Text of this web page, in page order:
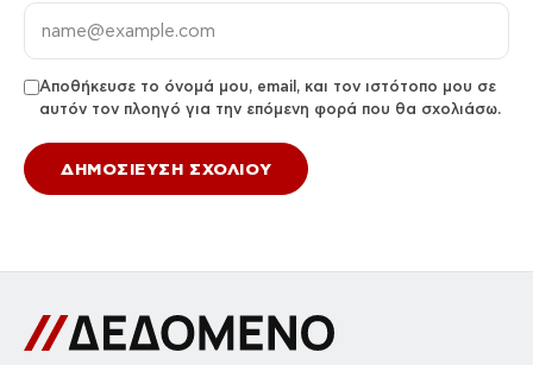
Αποθήκευσε το όνομά μου, email, και τον ιστότοπο μου σε
αυτόν τον πλοηγό για την επόμενη φορά που θα σχολιάσω.